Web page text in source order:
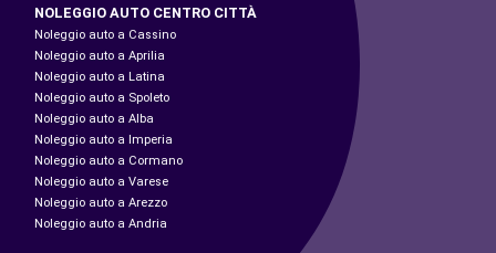
NOLEGGIO AUTO CENTRO CITTÀ
Noleggio auto a Cassino
Noleggio auto a Aprilia
Noleggio auto a Latina
Noleggio auto a Spoleto
Noleggio auto a Alba
Noleggio auto a Imperia
Noleggio auto a Cormano
Noleggio auto a Varese
Noleggio auto a Arezzo
Noleggio auto a Andria